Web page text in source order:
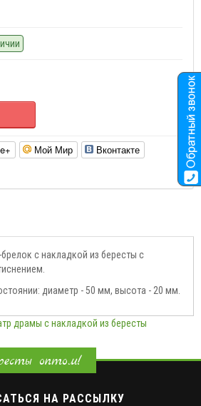
Мой Мир
Вконтакте
с накладкой из бересты с
диаметр - 50 мм, высота - 20 мм.
драмы с накладкой из бересты
оптом!
НА РАССЫЛКУ